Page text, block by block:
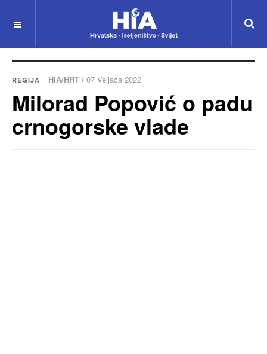
REGIJA HIA/HRT / 07 Veljača 2022
Milorad Popović o padu
crnogorske vlade